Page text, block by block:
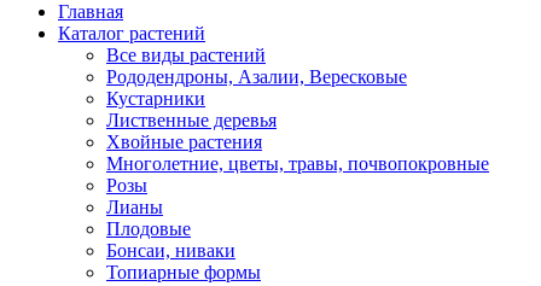
Главная
Каталог растений
Все виды растений
Рододендроны, Азалии, Вересковые
Кустарники
Лиственные деревья
Хвойные растения
Многолетние, цветы, травы, почвопокровные
Розы
Лианы
Плодовые
Бонсаи, ниваки
Топиарные формы